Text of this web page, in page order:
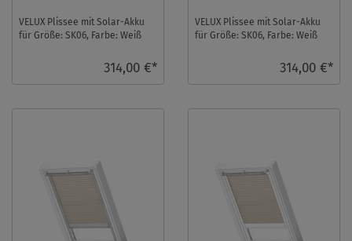
VELUX Plissee mit Solar-Akku
für Größe: SK06, Farbe: Weiß
314,00 €*
VELUX Plissee mit Solar-Akku
für Größe: SK06, Farbe: Weiß
314,00 €*